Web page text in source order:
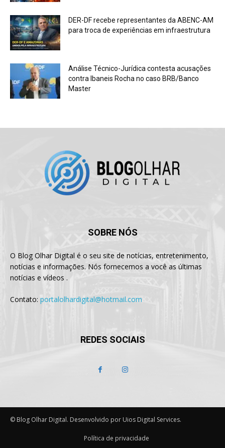
DER-DF recebe representantes da ABENC-AM
para troca de experiências em infraestrutura
Análise Técnico-Jurídica contesta acusações
contra Ibaneis Rocha no caso BRB/Banco
Master
SOBRE NÓS
O Blog Olhar Digital é o seu site de notícias, entretenimento,
notícias e informações. Nós fornecemos a você as últimas
notícias e vídeos .
Contato: portalolhardigital@hotmail.com
REDES SOCIAIS
© Blog Olhar Digital. Desenvolvido por Uios Digital Services.
Política de privacidade